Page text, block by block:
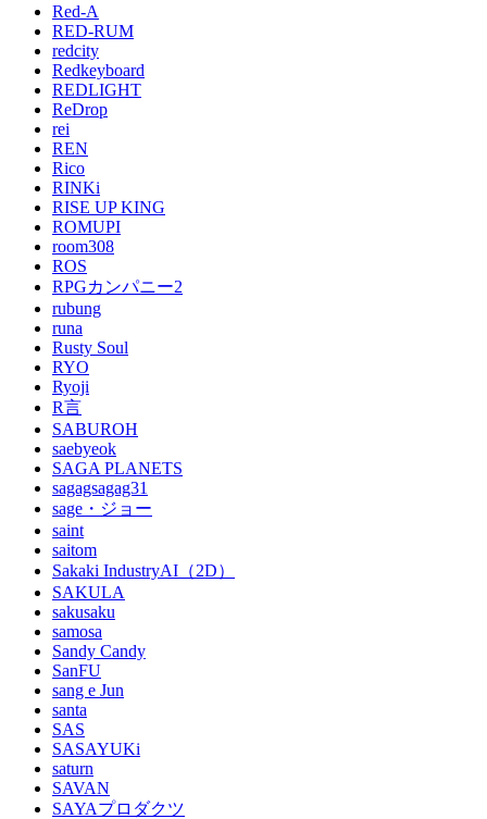
Red-A
RED-RUM
redcity
Redkeyboard
REDLIGHT
ReDrop
rei
REN
Rico
RINKi
RISE UP KING
ROMUPI
room308
ROS
RPGカンパニー2
rubung
runa
Rusty Soul
RYO
Ryoji
R言
SABUROH
saebyeok
SAGA PLANETS
sagagsagag31
sage・ジョー
saint
saitom
Sakaki IndustryAI（2D）
SAKULA
sakusaku
samosa
Sandy Candy
SanFU
sang e Jun
santa
SAS
SASAYUKi
saturn
SAVAN
SAYAプロダクツ